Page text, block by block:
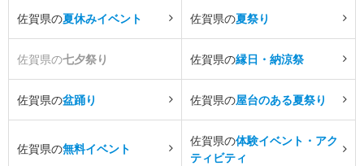
佐賀県の夏休みイベント 佐賀県の夏祭り
佐賀県の七夕祭り 佐賀県の縁日・納涼祭
佐賀県の盆踊り 佐賀県の屋台のある夏祭り
佐賀県の無料イベント
佐賀県の体験イベント・アク
ティビティ